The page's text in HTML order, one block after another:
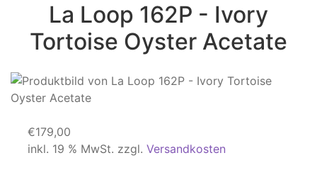
La Loop 162P - Ivory
Tortoise Oyster Acetate
€179,00
inkl. 19 % MwSt. zzgl. Versandkosten